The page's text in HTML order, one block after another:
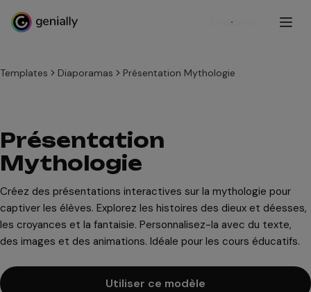
S'inscrire
Templates Diaporamas Présentation Mythologie
Présentation
Mythologie
Créez des présentations interactives sur la mythologie pour
captiver les élèves. Explorez les histoires des dieux et déesses,
les croyances et la fantaisie. Personnalisez-la avec du texte,
des images et des animations. Idéale pour les cours éducatifs.
Utiliser ce modèle